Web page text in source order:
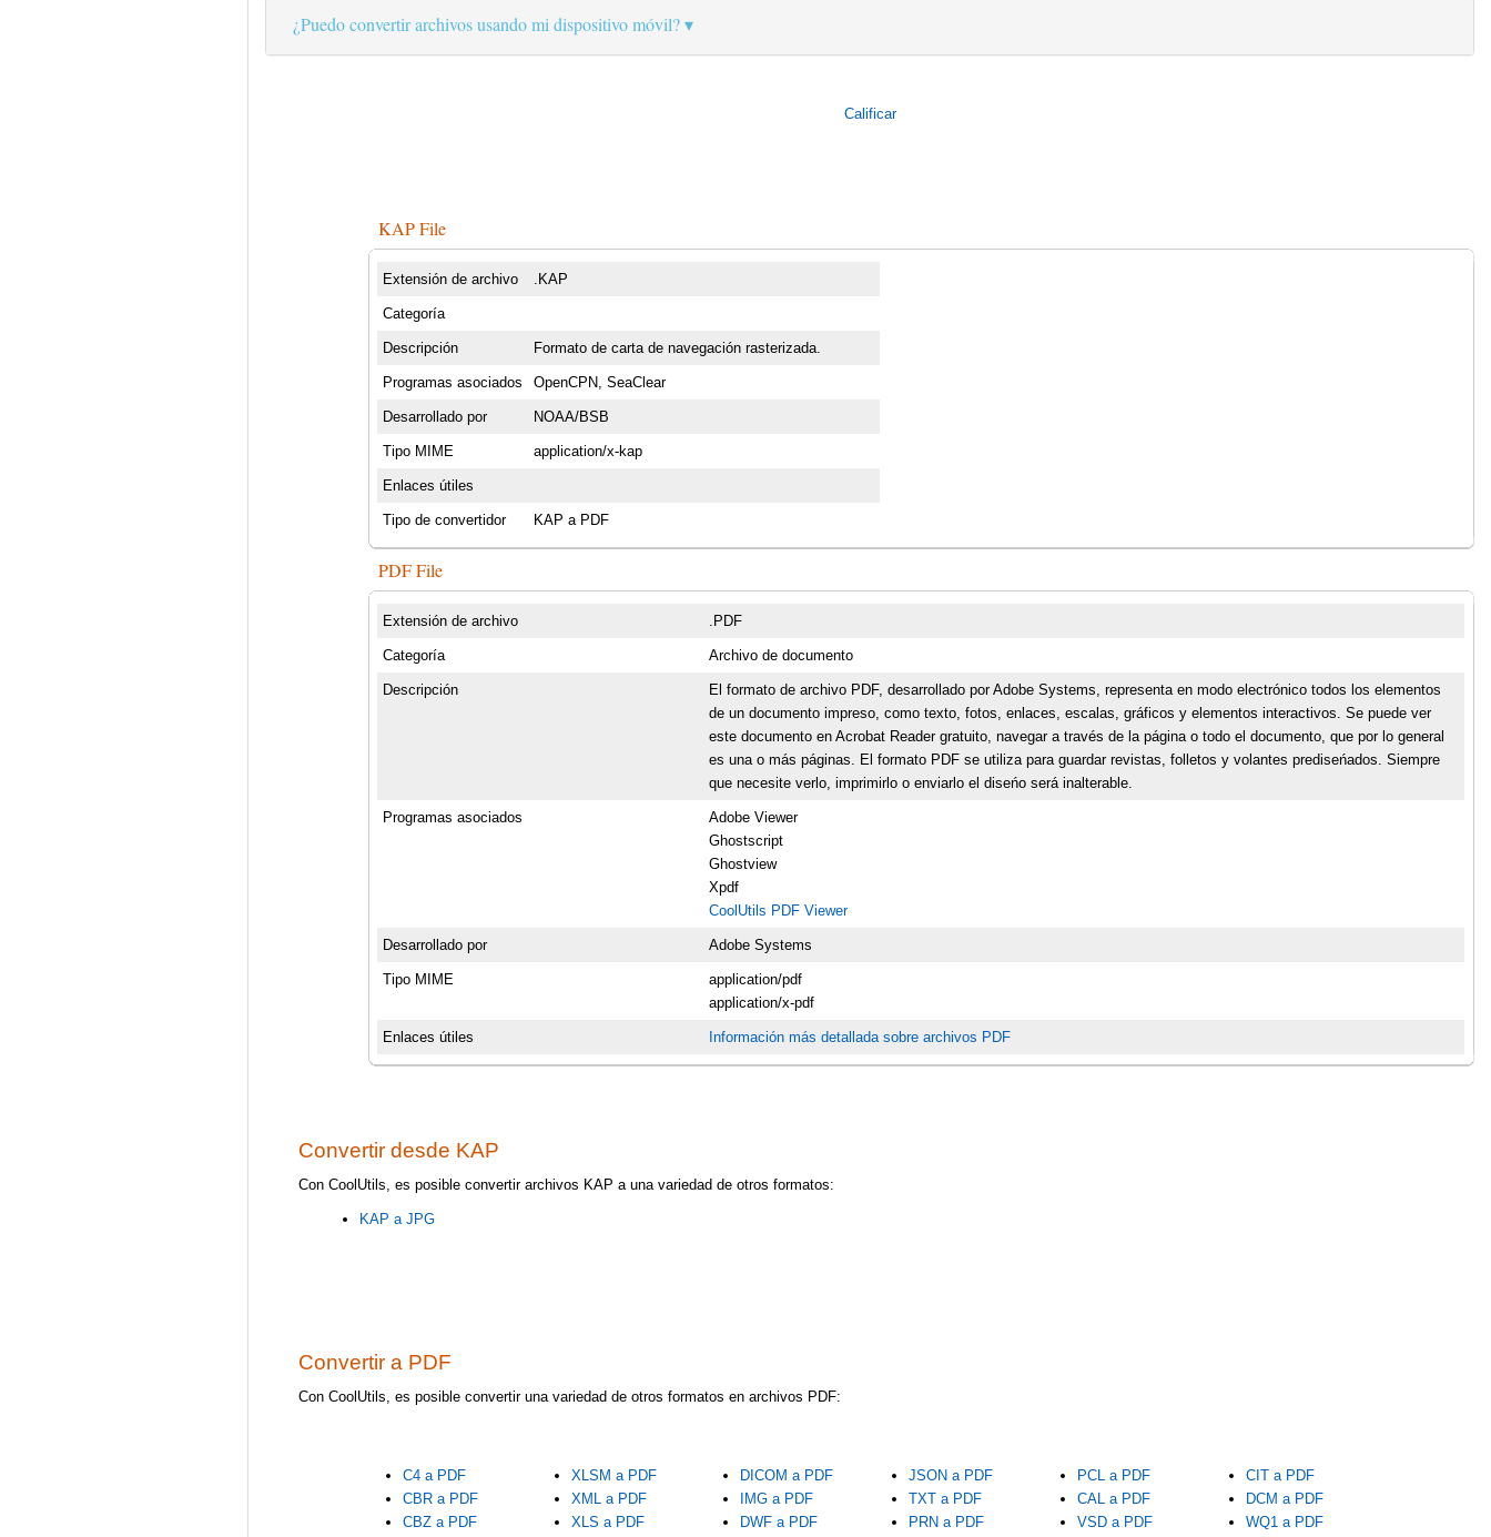
¿Puedo convertir archivos usando mi dispositivo móvil?
Calificar
KAP File
Extensión de archivo .KAP
Categoría
Descripción Formato de carta de navegación rasterizada.
Programas asociados OpenCPN, SeaClear
Desarrollado por NOAA/BSB
Tipo MIME application/x-kap
Enlaces útiles
Tipo de convertidor KAP a PDF
PDF File
Extensión de archivo .PDF
Categoría Archivo de documento
Descripción
El formato de archivo PDF, desarrollado por Adobe Systems, representa en modo electrónico todos los elementos
de un documento impreso, como texto, fotos, enlaces, escalas, gráficos y elementos interactivos. Se puede ver
este documento en Acrobat Reader gratuito, navegar a través de la página o todo el documento, que por lo general
es una o más páginas. El formato PDF se utiliza para guardar revistas, folletos y volantes prediseńados. Siempre
que necesite verlo, imprimirlo o enviarlo el diseńo será inalterable.
Programas asociados
Adobe Viewer
Ghostscript
Ghostview
Xpdf
CoolUtils PDF Viewer
Desarrollado por Adobe Systems
Tipo MIME
application/pdf
application/x-pdf
Enlaces útiles Información más detallada sobre archivos PDF
Convertir desde KAP
Con CoolUtils, es posible convertir archivos KAP a una variedad de otros formatos:
KAP a JPG
Convertir a PDF
Con CoolUtils, es posible convertir una variedad de otros formatos en archivos PDF:
C4 a PDF
CBR a PDF
CBZ a PDF
XLSM a PDF
XML a PDF
XLS a PDF
DICOM a PDF
IMG a PDF
DWF a PDF
JSON a PDF
TXT a PDF
PRN a PDF
PCL a PDF
CAL a PDF
VSD a PDF
CIT a PDF
DCM a PDF
WQ1 a PDF